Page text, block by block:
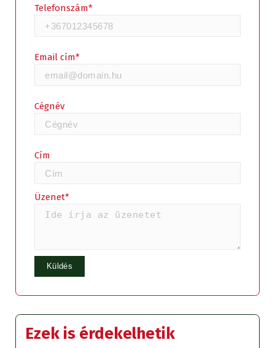
Telefonszám*
Email cím*
Cégnév
Cím
Üzenet*
Ezek is érdekelhetik